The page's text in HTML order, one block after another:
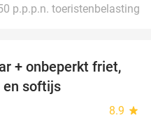
p.p.p.n. toeristenbelasting
32%
+ onbeperkt friet,
en softijs
8.9 star